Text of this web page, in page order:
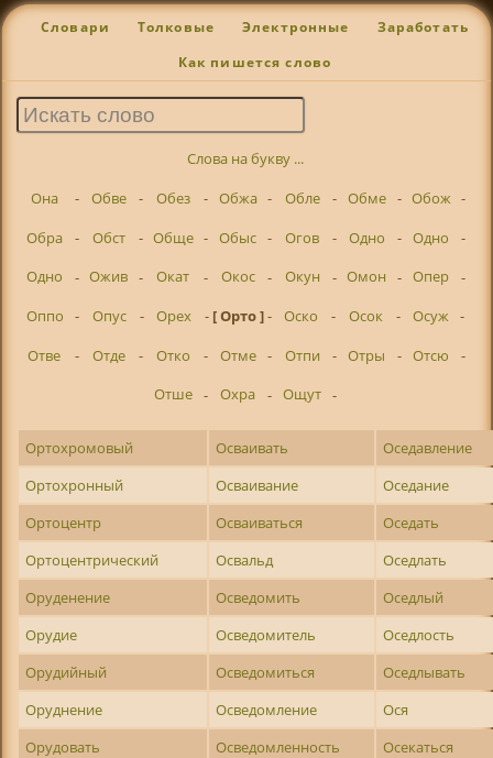
Словари Толковые Электронные Заработать
Как пишется слово
Слова на букву ...
Она
- Обве - Обез - Обжа - Обле - Обме - Обож -
Обра
- Обст - Обще - Обыс - Огов - Одно - Одно
-
Одно
- Ожив - Окат - Окос - Окун - Омон - Опер
-
Оппо
- Опус - Орех - [ Орто ]- Оско - Осок - Осуж -
Отве
- Отде - Отко - Отме - Отпи - Отры - Отсю
-
Отше - Охра - Ощут -
Ортохромовый Осваивать
Оседавление
Ортохронный
Осваивание
Оседание
Ортоцентр
Осваиваться
Оседать
Ортоцентрический
Освальд
Оседлать
Оруденение
Осведомить
Оседлый
Орудие
Осведомитель
Оседлость
Орудийный
Осведомиться
Оседлывать
Оруднение
Осведомление
Ося
Орудовать
Осведомленность
Осекаться